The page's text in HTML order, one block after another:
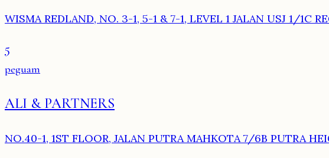
WISMA REDLAND, NO. 3-1, 5-1 & 7-1, LEVEL 1 JALAN USJ 1/1C
5
peguam
ALI & PARTNERS
NO.40-1, 1ST FLOOR, JALAN PUTRA MAHKOTA 7/6B PUTRA